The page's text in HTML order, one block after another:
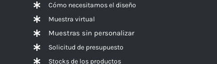
Cómo necesitamos el diseño
Muestra virtual
Muestras sin personalizar
Solicitud de presupuesto
Stocks de los productos